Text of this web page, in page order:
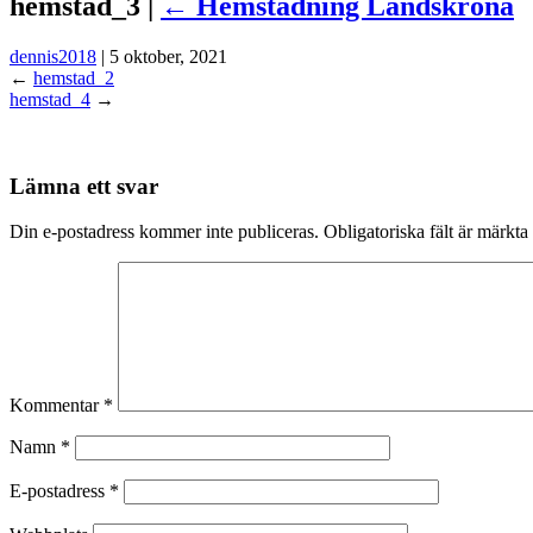
dennis2018 | 5 oktober, 2021
← hemstad_2
hemstad_4 →
Lämna ett svar
Din e-postadress kommer inte publiceras. Obligatoriska fält är märkta
Kommentar *
Namn *
E-postadress *